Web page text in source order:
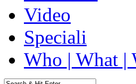
Video
Speciali
Who | What |